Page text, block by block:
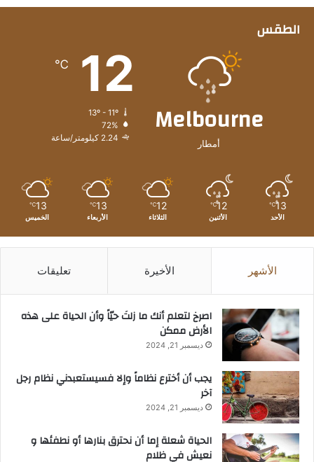
الطقس
Melbourne
أمطار
12
℃
13º - 11º
72%
2.24 كيلومتر/ساعة
13
℃
الأحد
12
℃
الأثنين
12
℃
الثلاثاء
13
℃
الأربعاء
13
℃
الخميس
الأشهر الأخيرة تعليقات
‫اصرخ لتعلم أنك ما زلتَ حيّاً وأن الحياة على هذه
الأرض ممكن
ديسمبر 21, 2024
يجب أن أخترع نظاماً وإلا فسيستعبدني نظام رجل
آخر
ديسمبر 21, 2024
الحياة شعلة إما أن نحترق بنارها أو نطفئها و
نعيش في ظلام